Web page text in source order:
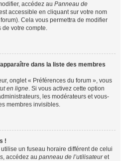
accédez au Panneau de
accessible en cliquant sur votre nom
Cela vous permettra de modifier
de votre compte.
dans la liste des membres
onglet « Préférences du forum », vous
en ligne. Si vous activez cette option
les modérateurs et vous-
membres invisibles.
!
utilise un fuseau horaire différent de celui
accédez au panneau de l’utilisateuret